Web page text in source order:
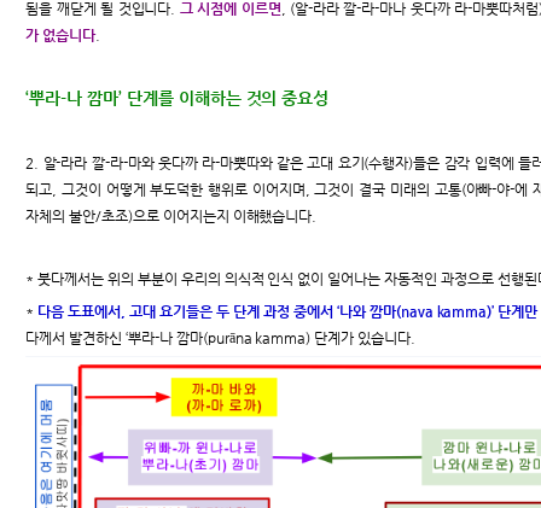
됨을 깨닫게 될 것입니다. 그 시점에 이르면 , (알-라라 깔-라-마나 웃다까 라-마뿟따처
가 없습니다.
‘뿌라-나 깜마’ 단계를 이해하는 것의 중요성
2. 알-라라 깔-라-마와 웃다까 라-마뿟따와 같은 고대 요기(수행자)들은 감각 입력에 들
되고, 그것이 어떻게 부도덕한 행위로 이어지며, 그것이 결국 미래의 고통(아빠-야-에
자체의 불안/초조)으로 이어지는지 이해했습니다.
* 붓다께서는 위의 부분이 우리의 의식적 인식 없이 일어나는 자동적인 과정으로 선행
* 다음 도표에서, 고대 요기들은 두 단계 과정 중에서 ‘나와 깜마(nava kamma)’ 단계
다께서 발견하신 ‘뿌라-나 깜마(purāna kamma) 단계가 있습니다.